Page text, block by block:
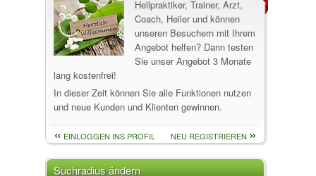
Heilpraktiker, Trainer, Arzt,
Coach, Heiler und können
unseren Besuchern mit Ihrem
Angebot helfen? Dann testen
Sie unser Angebot 3 Monate
lang kostenfrei!
In dieser Zeit können Sie alle Funktionen nutzen
und neue Kunden und Klienten gewinnen.
EINLOGGEN INS PROFIL NEU REGISTRIEREN
Suchradius ändern